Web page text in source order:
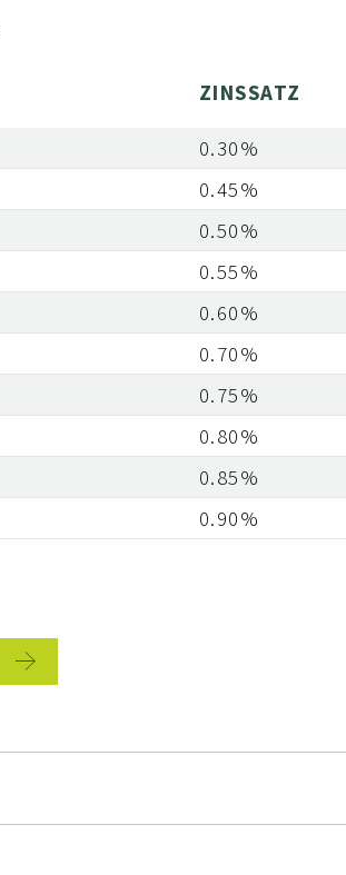
ZINSSATZ
0.30%
0.45%
0.50%
0.55%
0.60%
0.70%
0.75%
0.80%
0.85%
0.90%